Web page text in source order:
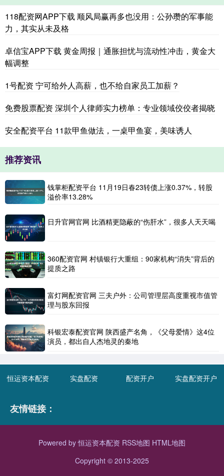
118配资网APP下载 顺风局赢再多也没用：公孙瓒的军事能
力，其实从未及格
卓信宝APP下载 黄金周报｜通胀担忧与流动性冲击，黄金大
幅调整
1号配资 宁可给外人高薪，也不给自家员工加薪？
免费股票配资 深圳个人律师实力榜单：专业领域佼佼者揭晓
安全配资平台 11款甲鱼做法，一桌甲鱼宴，美味诱人
推荐资讯
钱掌柜配资平台 11月19日春23转债上涨0.37%，转股
溢价率13.28%
日升官网官网 比酒精更隐蔽的“伤肝水”，很多人天天喝
360配资官网 村镇银行大重组：90家机构“消失”背后的
提质之路
富灯网配资官网 三夫户外：公司管理层高度重视市值管
理与股东回报
科银宏泰配资官网 陕西盛产名角，《父母爱情》这4位
演员，都出自人杰地灵的秦地
恒运资本配资 实盘配资 配资开户 实盘配资开户
友情链接：
Powered by恒运资本配资 RSS地图 HTML地图
Copyright © 2013-2025